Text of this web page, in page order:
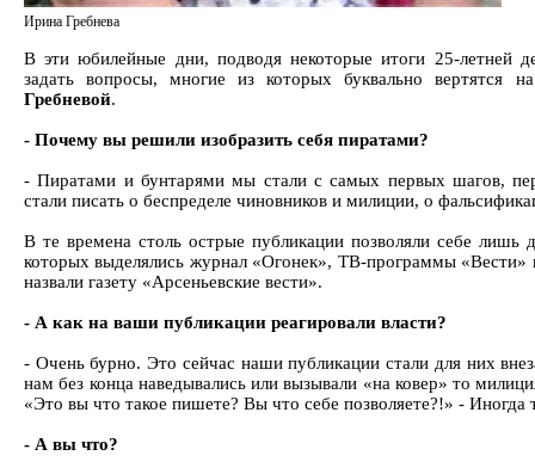
Ирина Гребнева
В эти юбилейные дни, подводя некоторые итоги 25-летней
задать вопросы, многие из которых буквально вертятся
Гребневой.
- Почему вы решили изобразить себя пиратами?
- Пиратами и бунтарями мы стали с самых первых шагов,
стали писать о беспределе чиновников и милиции, о
В те времена столь острые публикации позволяли себе лишь
которых выделялись журнал «Огонек», ТВ-программы
назвали газету «Арсеньевские вести».
- А как на ваши публикации реагировали власти?
- Очень бурно. Это сейчас наши публикации стали для них
нам без конца наведывались или вызывали «на ковер» то
«Это вы что такое пишете? Вы что себе позволяете?!» - Иногда
- А вы что?